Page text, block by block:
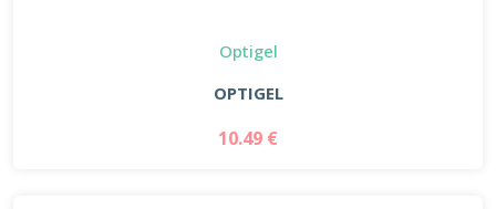
Optigel
OPTIGEL
10.49 €